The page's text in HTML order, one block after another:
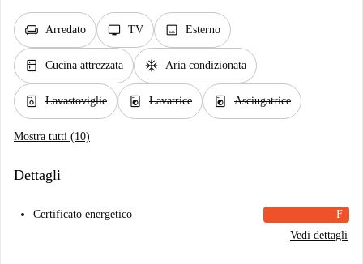
chair Arredato tv TV image Esterno
kitchen Cucina attrezzata ac_unit Aria condizionata
dishwasher_gen Lavastoviglie local_laundry_service Lavatrice local_laundry_service Asciugatrice
Mostra tutti (10)
Dettagli
Certificato energetico
F
Vedi dettagli